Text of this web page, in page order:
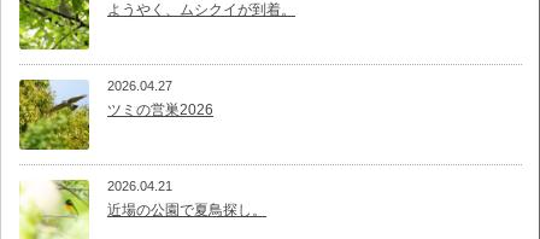
ようやく、ムシクイが到着。
2026.04.27
ツミの営巣2026
2026.04.21
近場の公園で夏鳥探し。